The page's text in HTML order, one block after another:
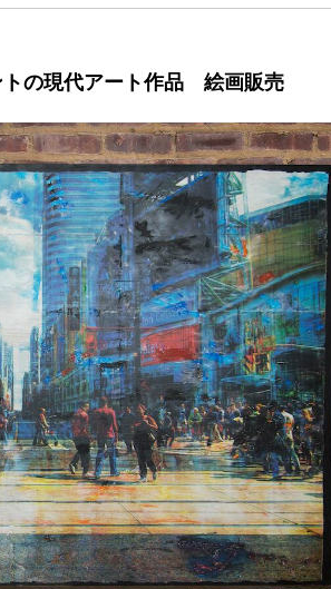
の現代アート作品 絵画販売